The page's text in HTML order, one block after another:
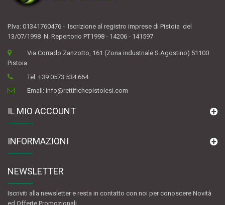
P.Iva: 01341760476 - Iscrizione al registro imprese di Pistoia del
13/07/1998 N. Repertorio PT1998 - 14206 - 141597
Via Corrado Zanzotto, 161 (Zona industriale S.Agostino) 51100
Pistoia
Tel:+39.0573.534.664
Email:info@rettifichepistoiesi.com
IL MIO ACCOUNT
INFORMAZIONI
NEWSLETTER
Iscriviti alla newsletter e resta in contatto con noi per conoscere Novità
ed Offerte Promozionali